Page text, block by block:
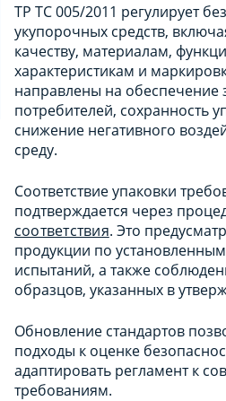
ТР ТС 005/2011 регулирует
укупорочных средств,
качеству, материалам,
характеристикам и
направлены на обеспечение
потребителей, сохранность
снижение негативного
среду.
Соответствие упаковки
подтверждается через
соответствия. Это
продукции по
испытаний, а также
образцов, указанных в
Обновление стандартов
подходы к оценке
адаптировать регламент к
требованиям.